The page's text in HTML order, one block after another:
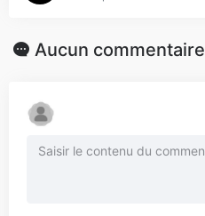
Aucun commentaire